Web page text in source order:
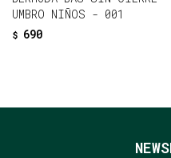
UMBRO NIÑOS - 001
$ 690